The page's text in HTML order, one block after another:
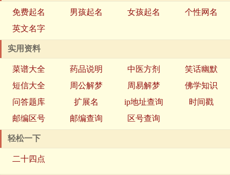
免费起名 男孩起名 女孩起名
个性网名
英文名字
实用资料
菜谱大全 药品说明 中医方剂
笑话幽默
短信大全
周公解梦 周易解梦
佛学知识
问答题库
扩展名 ip地址查询
时间戳
邮编区号
邮编查询 区号查询
轻松一下
二十四点